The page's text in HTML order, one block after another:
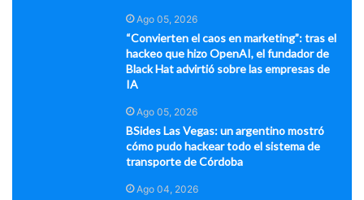
Ago 05, 2026
“Convierten el caos en marketing”: tras el
hackeo que hizo OpenAI, el fundador de
Black Hat advirtió sobre las empresas de
IA
Ago 05, 2026
BSides Las Vegas: un argentino mostró
cómo pudo hackear todo el sistema de
transporte de Córdoba
Ago 04, 2026